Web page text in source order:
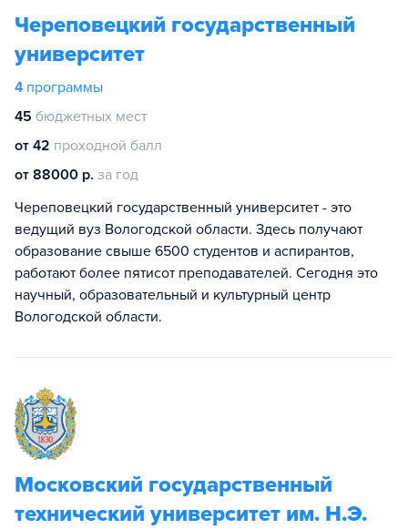
Череповецкий государственный
университет
4 программы
45 бюджетных мест
от 42 проходной балл
от 88000 р. за год
Череповецкий государственный университет - это
ведущий вуз Вологодской области. Здесь получают
образование свыше 6500 студентов и аспирантов,
работают более пятисот преподавателей. Сегодня это
научный, образовательный и культурный центр
Вологодской области.
Московский государственный
технический университет им. Н.Э.